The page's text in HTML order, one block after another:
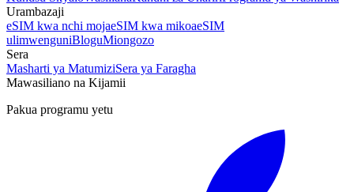
Urambazaji
eSIM kwa nchi mojaeSIM kwa mikoaeSIM
ulimwenguniBloguMiongozo
Sera
Masharti ya MatumiziSera ya Faragha
Mawasiliano na Kijamii
Pakua programu yetu